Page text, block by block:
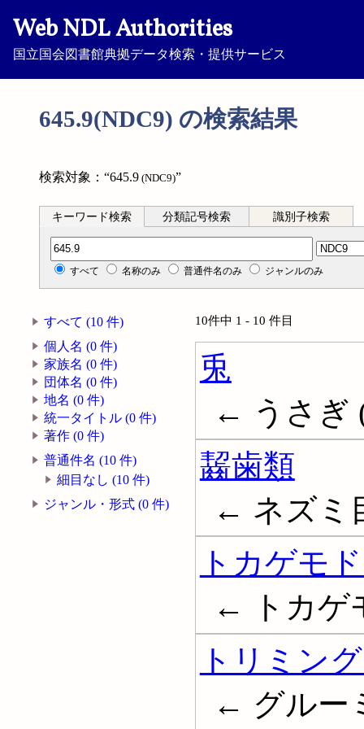
Web NDL Authorities
国立国会図書館典拠データ検索・提供サービス
645.9(NDC9) の検索結果
検索対象：“645.9 (NDC9)”
キーワード検索 分類記号検索 識別子検索
分類記号検索
すべて 名称のみ 普通件名のみ ジャンルのみ
すべて (10 件)
個人名 (0 件)
家族名 (0 件)
団体名 (0 件)
地名 (0 件)
統一タイトル (0 件)
著作 (0 件)
普通件名 (10 件)
細目なし (10 件)
ジャンル・形式 (0 件)
10件中 1 - 10 件目
兎
← うさぎ
齧歯類
← ネズミ
トカゲモ
← トカゲ
トリミン
← グルー